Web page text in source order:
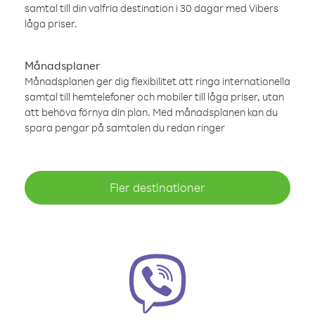
samtal till din valfria destination i 30 dagar med Vibers
låga priser.
Månadsplaner
Månadsplanen ger dig flexibilitet att ringa internationella
samtal till hemtelefoner och mobiler till låga priser, utan
att behöva förnya din plan. Med månadsplanen kan du
spara pengar på samtalen du redan ringer
Fler destinationer